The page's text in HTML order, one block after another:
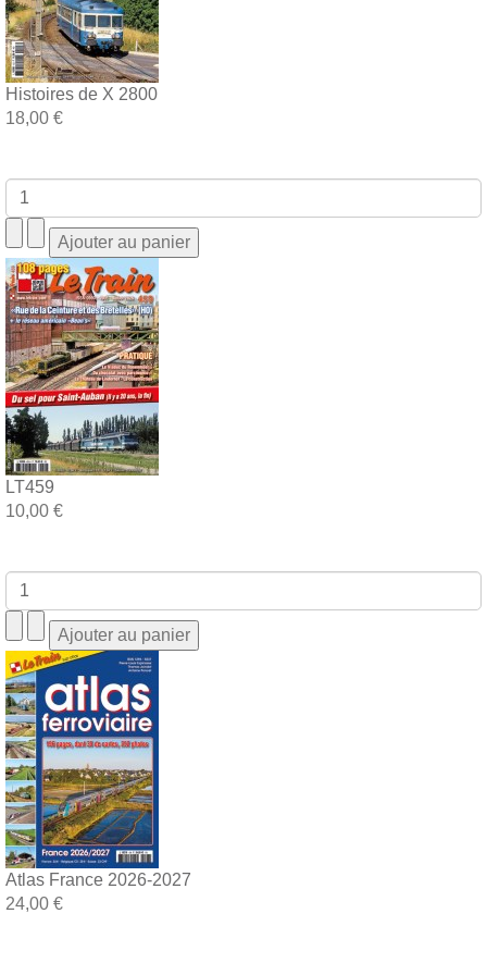
Histoires de X 2800
18,00 €
LT459
10,00 €
Atlas France 2026-2027
24,00 €